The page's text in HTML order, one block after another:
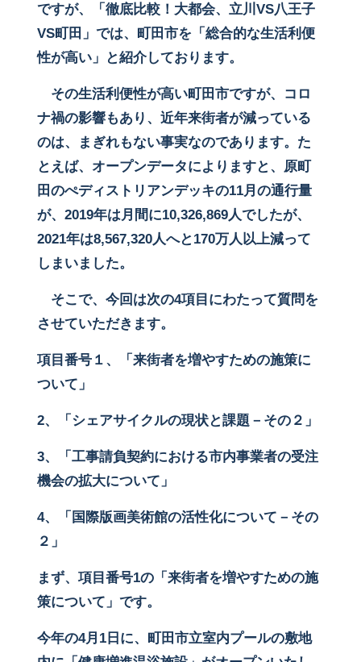
ですが、「徹底比較！大都会、立川 VS八王子
VS町田」では、町田市を「総合的な生活利便
性が高い」と紹介しております。
その生活利便性が高い町田市ですが、コロ
ナ禍の影響もあり、近年来街者が減っている
のは、まぎれもない事実なのであります。た
とえば、オープンデータによりますと、原町
田のぺディストリアンデッキの11月の通行量
が、 2019年は月間に10,326,869人でしたが、
2021年は8,567,320人へと170万人以上減って
しまいました。
そこで、今回は次の4項目にわたって質問を
させていただきます。
項目番号１、「来街者を増やすための施策に
ついて」
2、「シェアサイクルの現状と課題－その２」
3、「工事請負契約における市内事業者の受注
機会の拡大について」
4、「国際版画美術館の活性化について－その
２」
まず、項目番号1の「来街者を増やすための施
策について」です。
今年の4月1日に、町田市立室内プールの敷地